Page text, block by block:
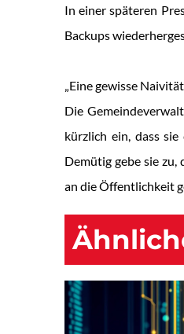
In einer späteren
Backups
„Eine gewisse
Die
kürzlich ein, dass
Demütig gebe sie
an die Öffentlichkeit